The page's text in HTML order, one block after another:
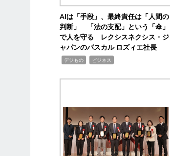
AIは「手段」、最終責任は「人間の
判断」 「法の支配」という「傘」
で人を守る レクシスネクシス・ジ
ャパンのパスカル ロズィエ社長
デジもの ビジネス